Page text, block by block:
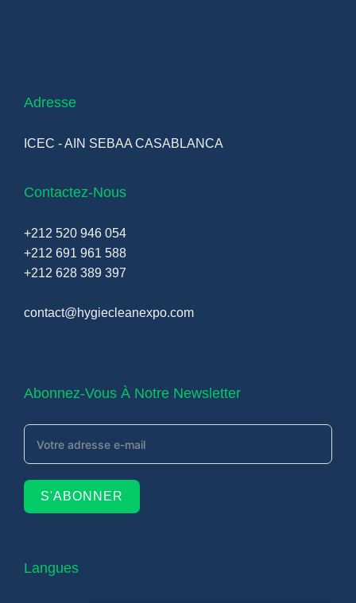
Adresse
ICEC - AIN SEBAA CASABLANCA
Contactez-Nous
+212 520 946 054
+212 691 961 588
+212 628 389 397
contact@hygiecleanexpo.com
Abonnez-Vous À Notre Newsletter
S'ABONNER
Langues